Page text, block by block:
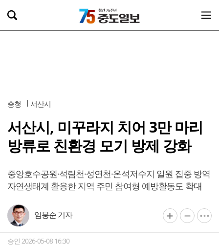
충청 서산시
서산시, 미꾸라지 치어 3만 마리
방류로 친환경 모기 방제 강화
중앙호수공원·석림천·성연천·온석저수지 일원 집중 방역
자연생태계 활용한 지역 주민 참여형 예방활동도 확대
임붕순 기자
승인 2026-05-08 16:30